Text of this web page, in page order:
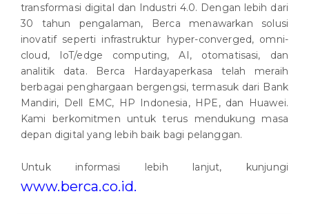
transformasi digital dan Industri 4.0. Dengan lebih dari
30 tahun pengalaman, Berca menawarkan solusi
inovatif seperti infrastruktur hyper-converged, omni-
cloud, IoT/edge computing, AI, otomatisasi, dan
analitik data. Berca Hardayaperkasa telah meraih
berbagai penghargaan bergengsi, termasuk dari Bank
Mandiri, Dell EMC, HP Indonesia, HPE, dan Huawei.
Kami berkomitmen untuk terus mendukung masa
depan digital yang lebih baik bagi pelanggan.
Untuk informasi lebih lanjut, kunjungi
www.berca.co.id.